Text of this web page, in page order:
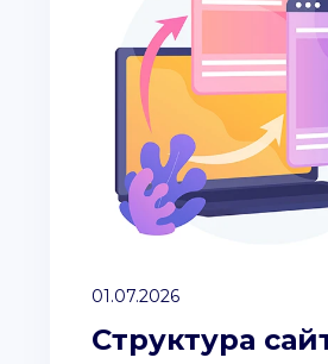
01.07.2026
Структура